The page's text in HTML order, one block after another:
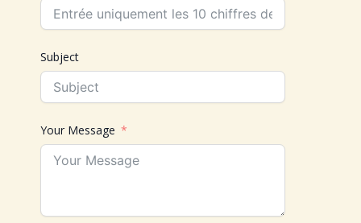
Subject
Your Message